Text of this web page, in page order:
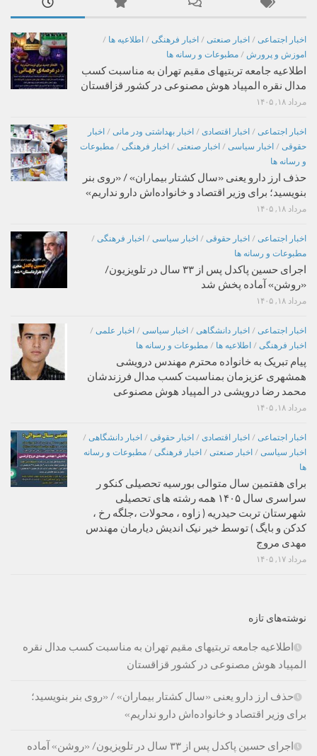
اخبار اجتماعی / اخبار صنعتی / اخبار فرهنگی / اطلاعیه ها /
اموزش و پرورش / مطبوعات و رسانه ها
اطلاعیه جامعه تربتیهای مقیم تهران به مناسبت کسب
مدال نقره المپیاد هوش مصنوعی در کشور قزاقستان
مرداد ۱۸, ۱۴۰۵
اخبار اجتماعی / اخبار اقتصادی / اخبار بهداشتی ودر مانی / اخبار
حقوقی / اخبار سیاسی / اخبار صنعتی / اخبار فرهنگی / مطبوعات
و رسانه ها
حذف ارز دارو یعنی «سال کشتار بیماران» / «روی بنر
بنویسید؛ برای وزیر اقتصاد و خانواده‌اش دارو نداریم»
مرداد ۱۸, ۱۴۰۵
اخبار اجتماعی / اخبار حقوقی / اخبار سیاسی / اخبار فرهنگی /
مطبوعات و رسانه ها
اجرای حسین پاکدل پس از ۳۳ سال در تلویزیون/
«روشن» آماده پخش شد
مرداد ۱۸, ۱۴۰۵
اخبار اجتماعی / اخبار دانشگاهی / اخبار سیاسی / اخبار علمی /
اخبار فرهنگی / اطلاعیه ها / مطبوعات و رسانه ها
پیام تبریک به خانواده محترم مهندس درویشی
همشهری عزیزمان بمناسبت کسب مدال فرزندشان
محمد رضا درویشی در المپیاد هوش مصنوعی
مرداد ۱۸, ۱۴۰۵
اخبار اجتماعی / اخبار اقتصادی / اخبار حقوقی / اخبار دانشگاهی /
اخبار سیاسی / اخبار صنعتی / اخبار فرهنگی / مطبوعات و رسانه
ها
برای هفتمین سال متوالی بورسیه تحصیلی کنکو ر
سراسری سال ۱۴۰۵ همه رشته های تحصیلی
شهرستان تربت حیدریه ( زاوه ، محولات ،جلگه رخ ،
کدکن و بایگ ) توسط خیر نیک اندیش دیارمان مهندس
مهدی مروج
مرداد ۱۷, ۱۴۰۵
نوشته‌های تازه
اطلاعیه جامعه تربتیهای مقیم تهران به مناسبت کسب مدال نقره
المپیاد هوش مصنوعی در کشور قزاقستان
حذف ارز دارو یعنی «سال کشتار بیماران» / «روی بنر بنویسید؛
برای وزیر اقتصاد و خانواده‌اش دارو نداریم»
اجرای حسین پاکدل پس از ۳۳ سال در تلویزیون/ «روشن» آماده